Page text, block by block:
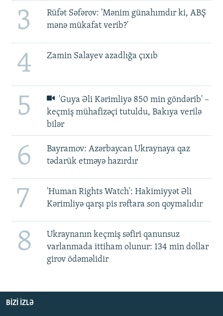
3
Rüfət Səfərov: 'Mənim günahımdır ki, ABŞ
mənə mükafat verib?'
4 Zamin Salayev azadlığa çıxıb
5
'Guya Əli Kərimliyə 850 min göndərib' –
keçmiş mühafizəçi tutuldu, Bakıya verilə
bilər
6
Bayramov: Azərbaycan Ukraynaya qaz
tədarük etməyə hazırdır
7
'Human Rights Watch': Hakimiyyət Əli
Kərimliyə qarşı pis rəftara son qoymalıdır
8
Ukraynanın keçmiş səfiri qanunsuz
varlanmada ittiham olunur: 134 min dollar
girov ödəməlidir
BIZI IZLƏ